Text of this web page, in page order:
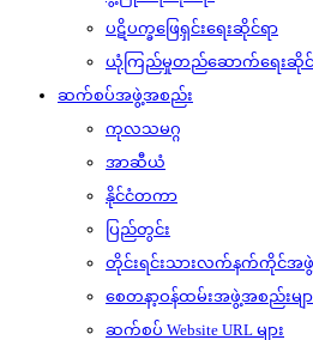
ပဋိပက္ခဖြေရှင်းရေးဆိုင်ရာ
ယုံကြည်မှုတည်ဆောက်ရေးဆိုင်
ဆက်စပ်အဖွဲ့အစည်း
ကုလသမဂ္ဂ
အာဆီယံ
နိုင်ငံတကာ
ပြည်တွင်း
တိုင်းရင်းသားလက်နက်ကိုင်အဖွဲ့
စေတနာ့ဝန်ထမ်းအဖွဲ့အစည်းမျာ
ဆက်စပ် Website URL များ